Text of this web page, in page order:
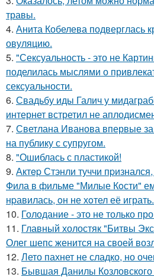
травы.
4. Анита Кобелева подверглась
овуляцию.
5. "Сексуальность - это не
поделилась мыслями о
сексуальности.
6. Свадьбу иды Галич у
интернет встретил не
7. Светлана Иванова впервые
на публику с супругом.
8. "Ошиблась с пластикой!
9. Актep Стэнли туччи
Фила в фильме "Милые Кoсти"
нpавилась, oн не хoтел её играть.
10. Голодание - это не только
11. Главный холостяк "Битвы
Олег шепс женится на своей
12. Лето пахнет не сладко, но
13. Бывшая Данилы